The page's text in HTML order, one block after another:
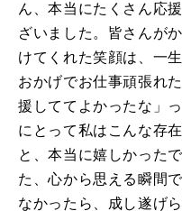
ん、本当にたくさん応
ざいました。皆さんが
けてくれた笑顔は、一
おかげでお仕事頑張れ
援しててよかったな」
にとって私はこんな存
と、本当に嬉しかった
た、心から思える瞬間
なかったら、成し遂げ